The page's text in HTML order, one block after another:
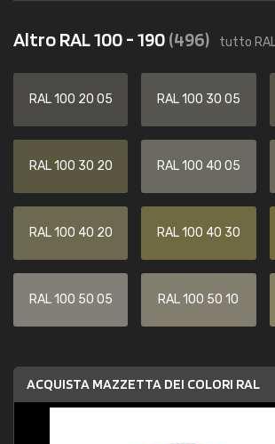
Altro RAL 100 - 190(496) tutto
RAL 100 20 05 RAL 100 30 05
RAL 100 30 20 RAL 100 40 05
RAL 100 40 20 RAL 100 40 30
RAL 100 50 05 RAL 100 50 10
ACQUISTA MAZZETTA DEI COLORI RAL